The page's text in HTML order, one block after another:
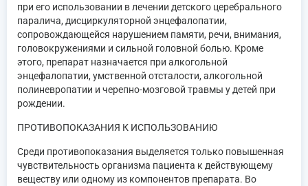
при его использовании в лечении детского церебрального
паралича, дисциркуляторной энцефалопатии,
сопровождающейся нарушением памяти, речи, внимания,
головокружениями и сильной головной болью. Кроме
этого, препарат назначается при алкогольной
энцефалопатии, умственной отсталости, алкогольной
полиневропатии и черепно-мозговой травмы у детей при
рождении.
ПРОТИВОПОКАЗАНИЯ К ИСПОЛЬЗОВАНИЮ
Среди противопоказания выделяется только повышенная
чувствительность организма пациента к действующему
веществу или одному из компонентов препарата. Во